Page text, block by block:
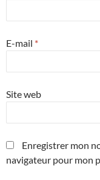
E-mail *
Site web
Enregistrer mon
navigateur pour mon